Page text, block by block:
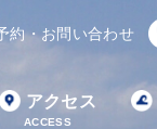
約・お問い合わせ
アクセス
ACCESS